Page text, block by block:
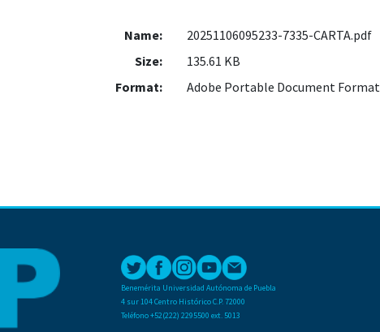
Name:
20251106095233-7335-CARTA.pdf
Size:
135.61 KB
Format:
Adobe Portable Document Format
Benemérita Universidad Autónoma de Puebla
4 sur 104 Centro Histórico C.P. 72000
Teléfono +52(222) 2295500 ext. 5013